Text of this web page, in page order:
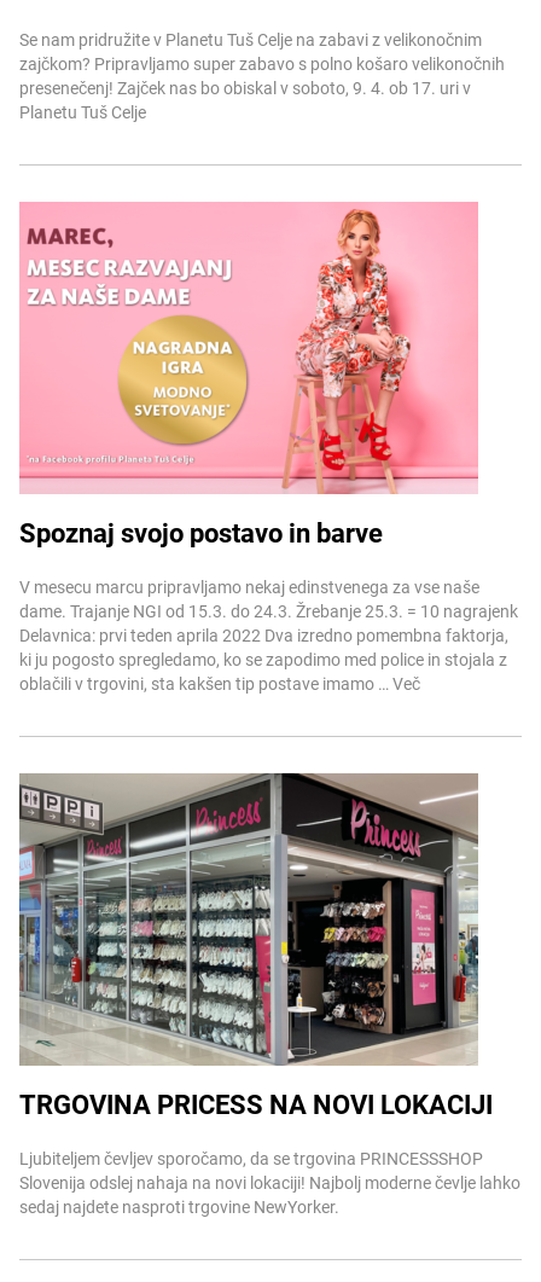
Se nam pridružite v Planetu Tuš Celje na zabavi z velikonočnim
zajčkom? Pripravljamo super zabavo s polno košaro velikonočnih
presenečenj! Zajček nas bo obiskal v soboto, 9. 4. ob 17. uri v
Planetu Tuš Celje
Spoznaj svojo postavo in barve
V mesecu marcu pripravljamo nekaj edinstvenega za vse naše
dame. Trajanje NGI od 15.3. do 24.3. Žrebanje 25.3. = 10 nagrajenk
Delavnica: prvi teden aprila 2022 Dva izredno pomembna faktorja,
ki ju pogosto spregledamo, ko se zapodimo med police in stojala z
oblačili v trgovini, sta kakšen tip postave imamo … Več
TRGOVINA PRICESS NA NOVI LOKACIJI
Ljubiteljem čevljev sporočamo, da se trgovina PRINCESSSHOP
Slovenija odslej nahaja na novi lokaciji! Najbolj moderne čevlje lahko
sedaj najdete nasproti trgovine NewYorker.